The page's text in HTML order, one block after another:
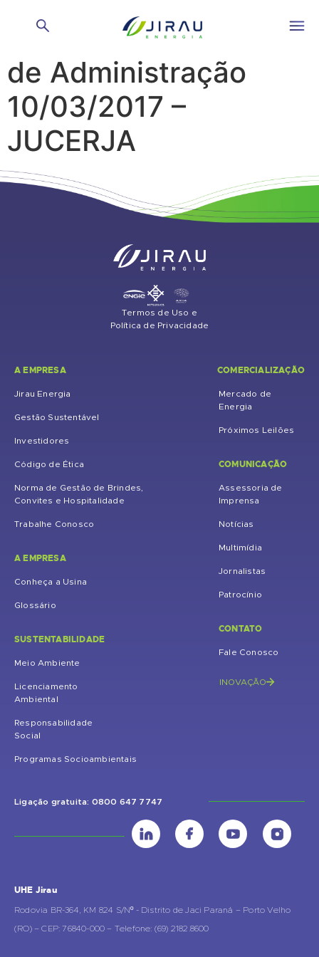
Reunião do Conselho
de Administração
10/03/2017 –
JUCERJA
Termos de Uso e
Política de Privacidade
A EMPRESA
Jirau Energia
Gestão Sustentável
Investidores
Código de Ética
Norma de Gestão de Brindes,
Convites e Hospitalidade
Trabalhe Conosco
A EMPRESA
Conheça a Usina
Glossário
SUSTENTABILIDADE
Meio Ambiente
Licenciamento
Ambiental
Responsabilidade
Social
Programas Socioambientais
COMERCIALIZAÇÃO
Mercado de
Energia
Próximos Leilões
COMUNICAÇÃO
Assessoria de
Imprensa
Notícias
Multimídia
Jornalistas
Patrocínio
CONTATO
Fale Conosco
INOVAÇÃO
Ligação gratuita: 0800 647 7747
UHE Jirau
Rodovia BR-364, KM 824 S/Nº - Distrito de Jaci Paraná – Porto Velho
(RO) – CEP: 76840-000 – Telefone: (69) 2182.8600